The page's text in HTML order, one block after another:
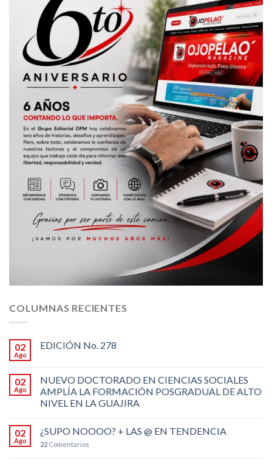
COLUMNAS RECIENTES
02
Ago
EDICIÓN No. 278
02
Ago
NUEVO DOCTORADO EN CIENCIAS SOCIALES
AMPLÍA LA FORMACIÓN POSGRADUAL DE ALTO
NIVEL EN LA GUAJIRA
02
Ago
¿SUPO NOOOO? + LAS @ EN TENDENCIA
22 Comentarios